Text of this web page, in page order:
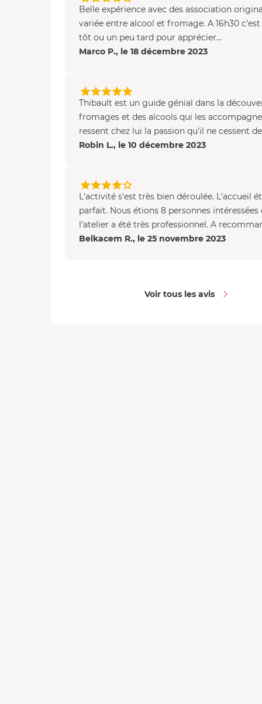
Belle expérience avec des association
variée entre alcool et fromage. A 16h30
tôt ou un peu tard pour apprécier...
Marco P., le 18 décembre 2023
Thibault est un guide génial dans la
fromages et des alcools qui les
ressent chez lui la passion qu’il ne cessent
Robin L., le 10 décembre 2023
L'activité s'est très bien déroulée. L'accueil
parfait. Nous étions 8 personnes intéressées
l'atelier a été très professionnel. A
Belkacem R., le 25 novembre 2023
Voir tous les avis